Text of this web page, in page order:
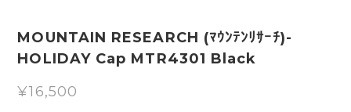
MOUNTAIN RESEARCH (ﾏｳﾝﾃﾝﾘｻｰﾁ)-
HOLIDAY Cap MTR4301 Black
¥16,500